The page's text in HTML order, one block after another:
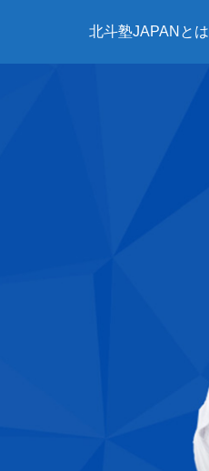
北斗塾JAPANとは